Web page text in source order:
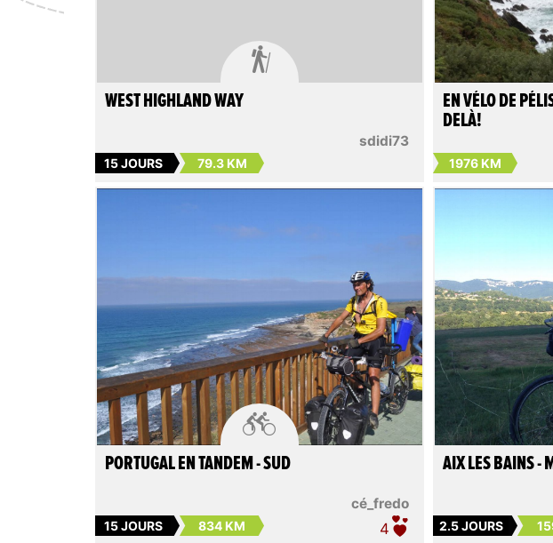

sdidi73
WEST HIGHLAND WAY
15 JOURS 79.3 KM
EN VÉLO DE
DELÀ!
1976 KM

cé_fredo
PORTUGAL EN TANDEM - SUD
15 JOURS 834 KM 4
AIX LES BAINS -
2.5 JOURS